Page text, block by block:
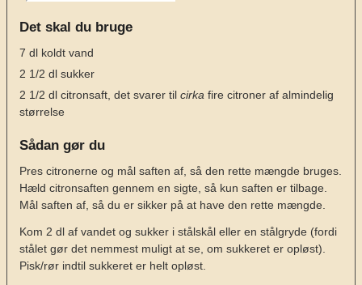
Det skal du bruge
7 dl koldt vand
2 1/2 dl sukker
2 1/2 dl citronsaft, det svarer til cirka fire citroner af almindelig
størrelse
Sådan gør du
Pres citronerne og mål saften af, så den rette mængde bruges.
Hæld citronsaften gennem en sigte, så kun saften er tilbage.
Mål saften af, så du er sikker på at have den rette mængde.
Kom 2 dl af vandet og sukker i stålskål eller en stålgryde (fordi
stålet gør det nemmest muligt at se, om sukkeret er opløst).
Pisk/rør indtil sukkeret er helt opløst.